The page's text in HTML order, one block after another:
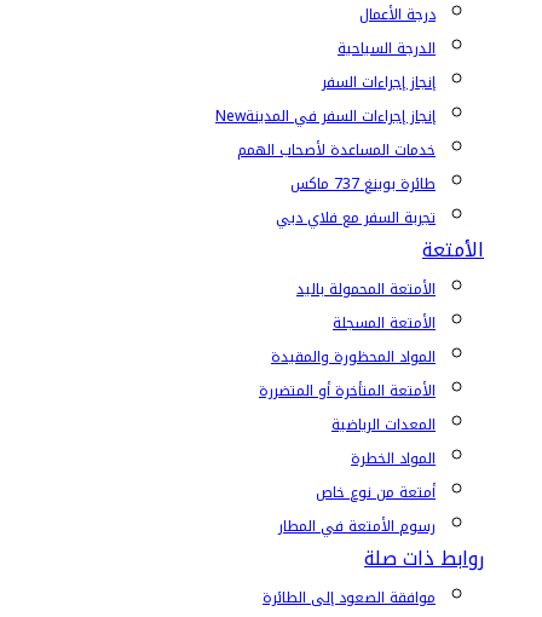
درجة الأعمال
الدرجة السياحية
إنجاز إجراءات السفر
إنجاز إجراءات السفر في المدينةNew
خدمات المساعدة لأصحاب الهمم
طائرة بوينغ 737 ماكس
تجربة السفر مع فلاي دبي
الأمتعة
الأمتعة المحمولة باليد
الأمتعة المسجلة
المواد المحظورة والمقيدة
الأمتعة المتأخرة أو المتضررة
المعدات الرياضية
المواد الخطرة
أمتعة من نوع خاص
رسوم الأمتعة في المطار
روابط ذات صلة
موافقة الصعود إلى الطائرة